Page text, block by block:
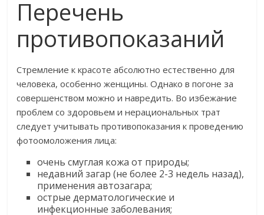
Перечень
противопоказаний
Стремление к красоте абсолютно естественно для
человека, особенно женщины. Однако в погоне за
совершенством можно и навредить. Во избежание
проблем со здоровьем и нерациональных трат
следует учитывать противопоказания к проведению
фотоомоложения лица:
очень смуглая кожа от природы;
недавний загар (не более 2-3 недель назад),
применения автозагара;
острые дерматологические и
инфекционные заболевания;